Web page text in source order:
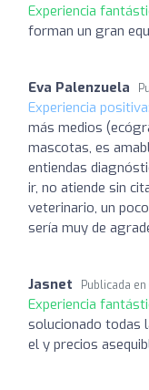
Experiencia
forman un gran
Eva Palenzuela
Experiencia positiva:
más medios
mascotas, es
entiendas
ir, no atiende sin
veterinario, un
sería muy de
Jasnet Publicada en
Experiencia
solucionado todas
el y precios